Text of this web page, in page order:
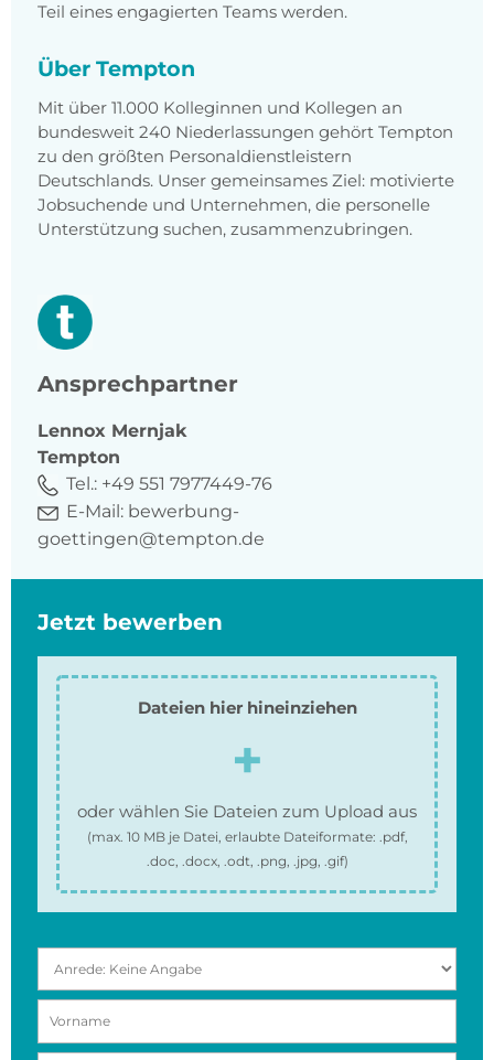
Teil eines engagierten Teams werden.
Über Tempton
Mit über 11.000 Kolleginnen und Kollegen an
bundesweit 240 Niederlassungen gehört Tempton
zu den größten Personaldienstleistern
Deutschlands. Unser gemeinsames Ziel: motivierte
Jobsuchende und Unternehmen, die personelle
Unterstützung suchen, zusammenzubringen.
Ansprechpartner
Lennox Mernjak
Tempton
Tel.: +49 551 7977449-76
E-Mail: bewerbung-
goettingen@tempton.de
Jetzt bewerben
Dateien hier hineinziehen
oder wählen Sie Dateien zum Upload aus
(max. 10 MBje Datei, erlaubte Dateiformate: .pdf,
.doc, .docx, .odt, .png, .jpg, .gif)